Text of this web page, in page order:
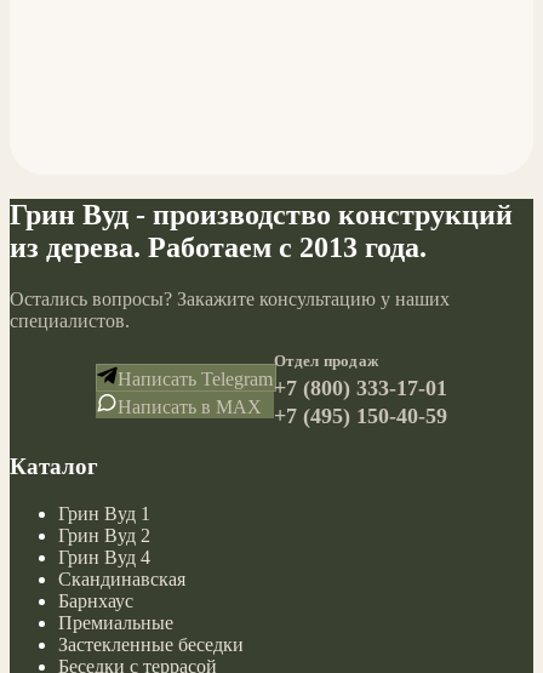
Грин Вуд - производство конструкций
из дерева. Работаем с 2013 года.
Остались вопросы? Закажите консультацию у наших
специалистов.
Написать Telegram
Написать в MAX
Отдел продаж
+7 (800) 333-17-01
+7 (495) 150-40-59
Каталог
Грин Вуд 1
Грин Вуд 2
Грин Вуд 4
Скандинавская
Барнхаус
Премиальные
Застекленные беседки
Беседки с террасой